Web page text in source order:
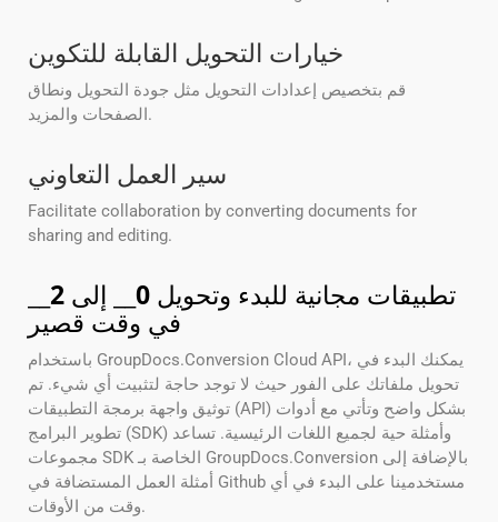
خيارات التحويل القابلة للتكوين
قم بتخصيص إعدادات التحويل مثل جودة التحويل ونطاق
الصفحات والمزيد.
سير العمل التعاوني
Facilitate collaboration by converting documents for
sharing and editing.
تطبيقات مجانية للبدء وتحويل 0 __ إلى 2
في وقت قصير
باستخدام GroupDocs.Conversion Cloud API، يمكنك البدء في
تحويل ملفاتك على الفور حيث لا توجد حاجة لتثبيت أي شيء. تم
توثيق واجهة برمجة التطبيقات (API) بشكل واضح وتأتي مع أدوات
تطوير البرامج (SDK) وأمثلة حية لجميع اللغات الرئيسية. تساعد
مجموعات SDK الخاصة بـ GroupDocs.Conversion بالإضافة إلى
أمثلة العمل المستضافة في Github مستخدمينا على البدء في أي
وقت من الأوقات.